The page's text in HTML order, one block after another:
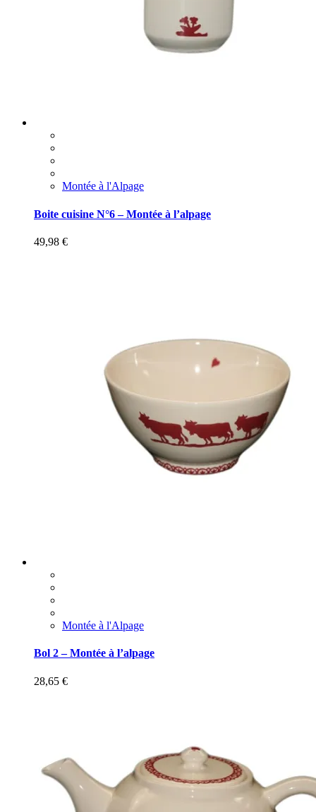
Montée à l'Alpage
Boite cuisine N°6 – Montée à l’alpage
49,98 €
Montée à l'Alpage
Bol 2 – Montée à l’alpage
28,65 €